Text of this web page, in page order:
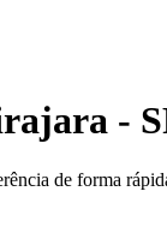
-
de forma